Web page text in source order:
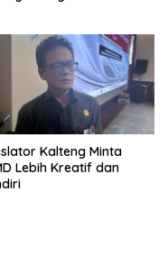
Kalteng Minta
Lebih Kreatif dan